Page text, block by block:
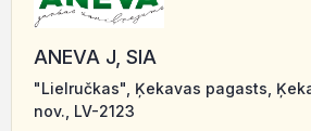
ANEVA J, SIA
"Lielručkas", Ķekavas pagasts,
nov., LV-2123